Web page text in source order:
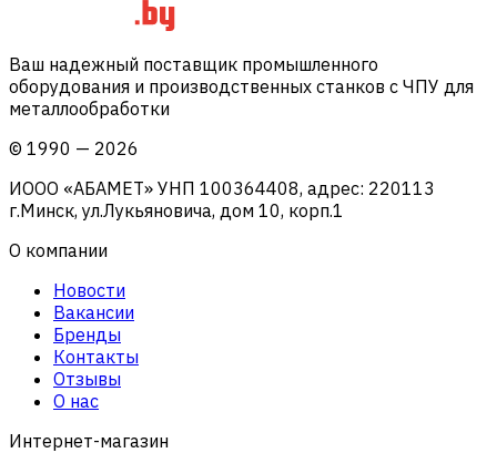
Ваш надежный поставщик промышленного
оборудования и производственных станков с ЧПУ для
металлообработки
© 1990 — 2026
ИООО «АБАМЕТ» УНП 100364408, адрес: 220113
г.Минск, ул.Лукьяновича, дом 10, корп.1
О компании
Новости
Вакансии
Бренды
Контакты
Отзывы
О нас
Интернет-магазин